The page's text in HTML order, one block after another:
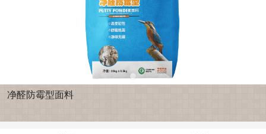
净醛防霉型面料